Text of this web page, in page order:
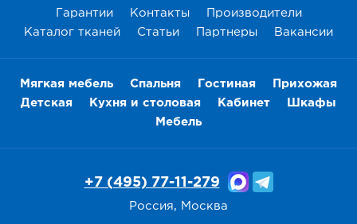
Гарантии
Контакты
Производители
Каталог тканей
Статьи Партнеры Вакансии
Мягкая мебель Спальня Гостиная
Прихожая
Детская
Кухня и столовая Кабинет
Шкафы
Мебель
+7 (495) 77-11-279
Россия, Москва